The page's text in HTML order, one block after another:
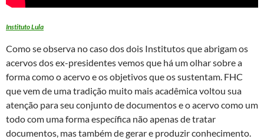
Instituto Lula
Como se observa no caso dos dois Institutos que abrigam os
acervos dos ex-presidentes vemos que há um olhar sobre a
forma como o acervo e os objetivos que os sustentam. FHC
que vem de uma tradição muito mais acadêmica voltou sua
atenção para seu conjunto de documentos e o acervo como um
todo com uma forma específica não apenas de tratar
documentos, mas também de gerar e produzir conhecimento.